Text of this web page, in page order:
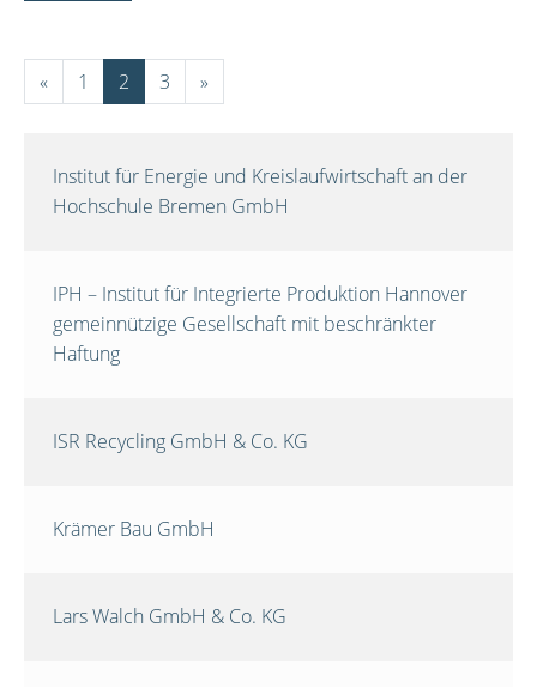
« 1 2 3 »
Institut für Energie und Kreislaufwirtschaft an der
Hochschule Bremen GmbH
IPH – Institut für Integrierte Produktion Hannover
gemeinnützige Gesellschaft mit beschränkter
Haftung
ISR Recycling GmbH & Co. KG
Krämer Bau GmbH
Lars Walch GmbH & Co. KG